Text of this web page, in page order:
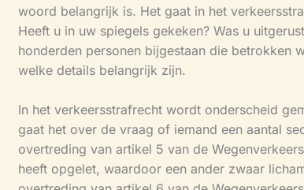
woord belangrijk is. Het gaat in het
Heeft u in uw spiegels gekeken? Was u
honderden personen bijgestaan die betrokken
welke details belangrijk zijn.
In het verkeersstrafrecht wordt onderscheid
gaat het over de vraag of iemand een aantal
overtreding van artikel 5 van de
heeft opgelet, waardoor een ander zwaar